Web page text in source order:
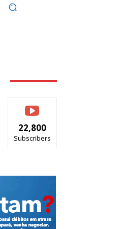
22,800
Subscribers